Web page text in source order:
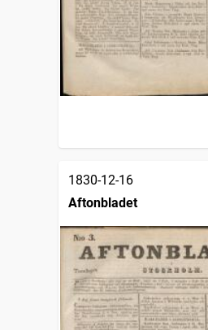
1830-12-16
Aftonbladet